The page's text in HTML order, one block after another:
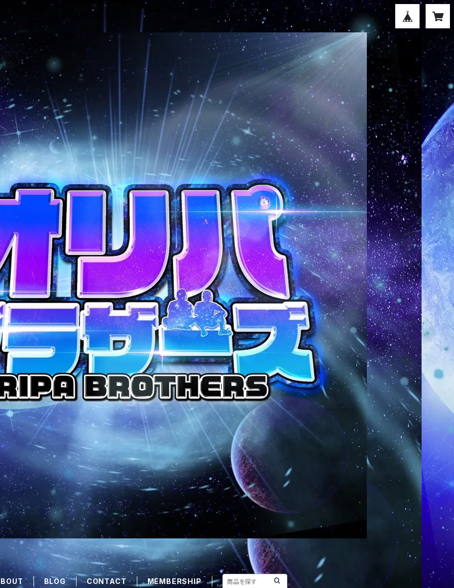
BLOG CONTACT MEMBERSHIP